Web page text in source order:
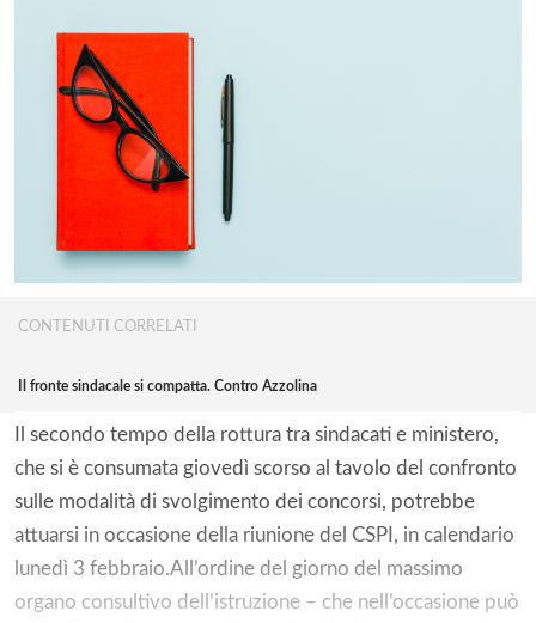
CONTENUTI CORRELATI
Il fronte sindacale si compatta. Contro Azzolina
Il secondo tempo della rottura tra sindacati e ministero,
che si è consumata giovedì scorso al tavolo del confronto
sulle modalità di svolgimento dei concorsi, potrebbe
attuarsi in occasione della riunione del CSPI, in calendario
lunedì 3 febbraio.All’ordine del giorno del massimo
organo consultivo dell’istruzione – che nell’occasione può